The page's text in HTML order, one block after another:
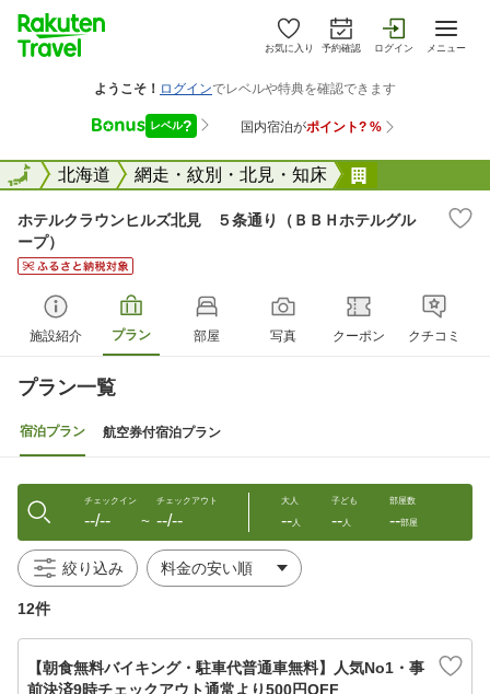
お気に入り 予約確認 ログイン メニュー
全国北海道 網走・紋別・北見・知床
全国
ホテルクラウンヒルズ北見 ５条通り（ＢＢＨホテルグル
ープ）
施設紹介 プラン 部屋 写真 クーポン クチコミ
プラン一覧
宿泊プラン 航空券付宿泊プラン
チェックイン
--/-- 〜
チェックアウト
--/--
大人
--人
子ども
--人
部屋数
--部屋
絞り込み
12件
【朝食無料バイキング・駐車代普通車無料】人気No1・事
前決済9時チェックアウト通常より500円OFF